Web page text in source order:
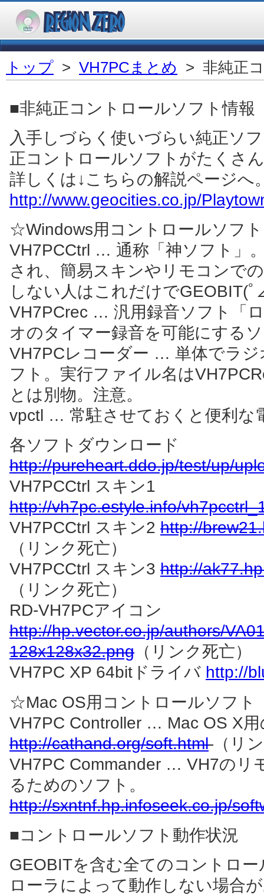
トップ > VH7PCまとめ > 非純正
■非純正コントロールソフト情報
入手しづらく使いづらい純正ソ
正コントロールソフトがたくさ
詳しくは↓こちらの解説ページへ
http://www.geocities.co.jp/
☆Windows用コントロールソフト
VH7PCCtrl … 通称「神ソフト」
され、簡易スキンやリモコンで
しない人はこれだけでGEOBIT(ﾟ
VH7PCrec … 汎用録音ソフト「
オのタイマー録音を可能にする
VH7PCレコーダー … 単体でラ
フト。実行ファイル名は
とは別物。注意。
vpctl … 常駐させておくと便利な
各ソフトダウンロード
http://pureheart.ddo.jp/test/up/
VH7PCCtrl スキン1
http://vh7pc.estyle.info/
VH7PCCtrl スキン2 http://
（リンク死亡）
VH7PCCtrl スキン3 http://
（リンク死亡）
RD-VH7PCアイコン
http://hp.vector.co.jp/authors/
128x128x32.png （リンク死亡）
VH7PC XP 64bitドライバ http://
☆Mac OS用コントロールソフト
VH7PC Controller … Mac OS X
http://cathand.org/soft.html
（リ
VH7PC Commander … VH7のリ
るためのソフト。
http://sxntnf.hp.infoseek.co.jp/
■コントロールソフト動作状況
GEOBITを含む全てのコントロ
ローラによって動作しない場合